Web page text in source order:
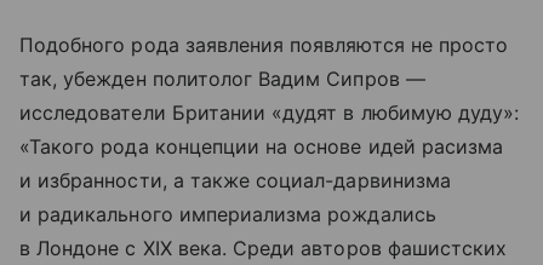
Подобного рода заявления появляются не просто
так, убежден политолог Вадим Сипров —
исследователи Британии «дудят в любимую дуду»:
«Такого рода концепции на основе идей расизма
и избранности, а также социал-дарвинизма
и радикального империализма рождались
в Лондоне с XIX века. Среди авторов фашистских